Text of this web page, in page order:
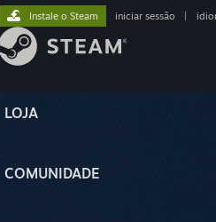
LOJA
COMUNIDADE
Instale o Steam iniciar sessão